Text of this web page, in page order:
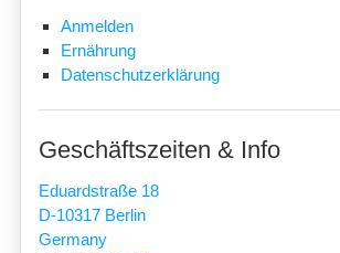
Anmelden
Ernährung
Datenschutzerklärung
Geschäftszeiten & Info
Eduardstraße 18
D-10317 Berlin
Germany